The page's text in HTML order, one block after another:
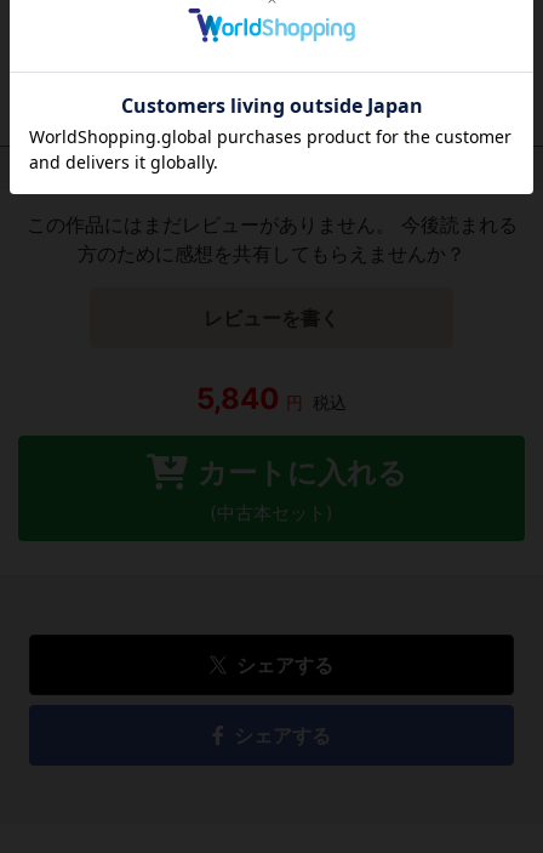
作品レビュー （関連商品を含む）
この作品にはまだレビューがありません。 今後読まれる
方のために感想を共有してもらえませんか？
レビューを書く
5,840 円 税込
カートに入れる
(中古本セット)
シェアする
シェアする